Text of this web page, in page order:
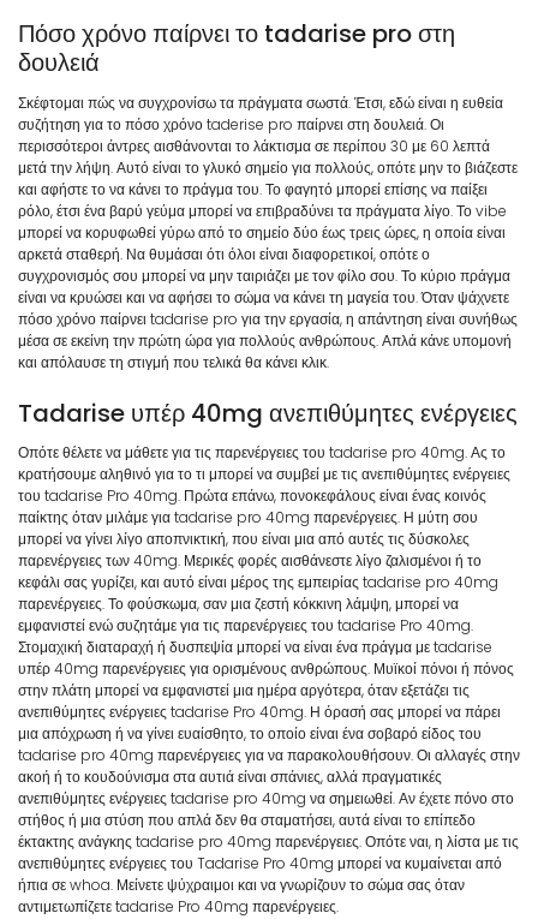
Πόσο χρόνο παίρνει το tadarise pro στη
δουλειά
Σκέφτομαι πώς να συγχρονίσω τα πράγματα σωστά. Έτσι, εδώ είναι η ευθεία
συζήτηση για το πόσο χρόνο taderise pro παίρνει στη δουλειά. Οι
περισσότεροι άντρες αισθάνονται το λάκτισμα σε περίπου 30 με 60 λεπτά
μετά την λήψη. Αυτό είναι το γλυκό σημείο για πολλούς, οπότε μην το βιάζεστε
και αφήστε το να κάνει το πράγμα του. Το φαγητό μπορεί επίσης να παίξει
ρόλο, έτσι ένα βαρύ γεύμα μπορεί να επιβραδύνει τα πράγματα λίγο. Το vibe
μπορεί να κορυφωθεί γύρω από το σημείο δύο έως τρεις ώρες, η οποία είναι
αρκετά σταθερή. Να θυμάσαι ότι όλοι είναι διαφορετικοί, οπότε ο
συγχρονισμός σου μπορεί να μην ταιριάζει με τον φίλο σου. Το κύριο πράγμα
είναι να κρυώσει και να αφήσει το σώμα να κάνει τη μαγεία του. Όταν ψάχνετε
πόσο χρόνο παίρνει tadarise pro για την εργασία, η απάντηση είναι συνήθως
μέσα σε εκείνη την πρώτη ώρα για πολλούς ανθρώπους. Απλά κάνε υπομονή
και απόλαυσε τη στιγμή που τελικά θα κάνει κλικ.
Tadarise υπέρ 40mg ανεπιθύμητες ενέργειες
Οπότε θέλετε να μάθετε για τις παρενέργειες του tadarise pro 40mg. Ας το
κρατήσουμε αληθινό για το τι μπορεί να συμβεί με τις ανεπιθύμητες ενέργειες
του tadarise Pro 40mg. Πρώτα επάνω, πονοκεφάλους είναι ένας κοινός
παίκτης όταν μιλάμε για tadarise pro 40mg παρενέργειες. Η μύτη σου
μπορεί να γίνει λίγο αποπνικτική, που είναι μια από αυτές τις δύσκολες
παρενέργειες των 40mg. Μερικές φορές αισθάνεστε λίγο ζαλισμένοι ή το
κεφάλι σας γυρίζει, και αυτό είναι μέρος της εμπειρίας tadarise pro 40mg
παρενέργειες. Το φούσκωμα, σαν μια ζεστή κόκκινη λάμψη, μπορεί να
εμφανιστεί ενώ συζητάμε για τις παρενέργειες του tadarise Pro 40mg.
Στομαχική διαταραχή ή δυσπεψία μπορεί να είναι ένα πράγμα με tadarise
υπέρ 40mg παρενέργειες για ορισμένους ανθρώπους. Μυϊκοί πόνοι ή πόνος
στην πλάτη μπορεί να εμφανιστεί μια ημέρα αργότερα, όταν εξετάζει τις
ανεπιθύμητες ενέργειες tadarise Pro 40mg. Η όρασή σας μπορεί να πάρει
μια απόχρωση ή να γίνει ευαίσθητο, το οποίο είναι ένα σοβαρό είδος του
tadarise pro 40mg παρενέργειες για να παρακολουθήσουν. Οι αλλαγές στην
ακοή ή το κουδούνισμα στα αυτιά είναι σπάνιες, αλλά πραγματικές
ανεπιθύμητες ενέργειες tadarise pro 40mg να σημειωθεί. Αν έχετε πόνο στο
στήθος ή μια στύση που απλά δεν θα σταματήσει, αυτά είναι το επίπεδο
έκτακτης ανάγκης tadarise pro 40mg παρενέργειες. Οπότε ναι, η λίστα με τις
ανεπιθύμητες ενέργειες του Tadarise Pro 40mg μπορεί να κυμαίνεται από
ήπια σε whoa. Μείνετε ψύχραιμοι και να γνωρίζουν το σώμα σας όταν
αντιμετωπίζετε tadarise Pro 40mg παρενέργειες.